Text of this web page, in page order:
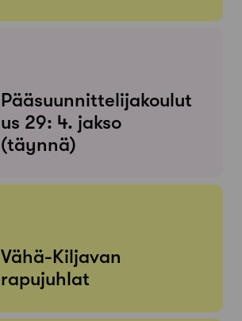
Pääsuunnittelijakoulut
us 29: 4. jakso
(täynnä)
Vähä-Kiljavan
rapujuhlat